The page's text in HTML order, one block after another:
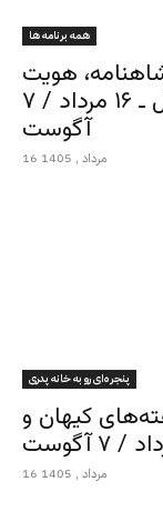
همه برنامه ها
هویت
ایرانی و گفت‌وگو با مازیار قویدل ـ ۱۶ مرداد / ۷
آگوست
16 مرداد , 1405
پنجره‌ای رو به خانه پدری
کیهان و
16 مرداد , 1405